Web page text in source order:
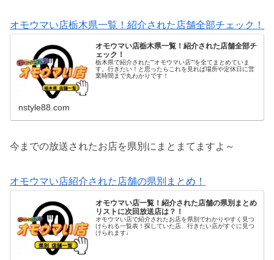
オモウマい店栃木県一覧！紹介された店舗全部チェック！
オモウマい店栃木県一覧！紹介された店舗全部チ
ェック！
栃木県で紹介された””オモウマい店””を全てまとめていま
す。行きたい！と思ったらこれを見れば場所や定休日に営
業時間まで丸わかりです！
nstyle88.com
今までの放送されたお店を県別にまとまてますよ～
オモウマい店紹介された店舗の県別まとめ！
オモウマい店一覧！紹介された店舗の県別まとめ
リストに次回放送店は？！
オモウマい店で紹介されたお店を県別でわかりやすく見つ
けられる一覧表！探していた店、行きたい店がすぐに見つ
けられます♩